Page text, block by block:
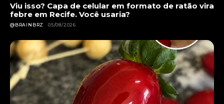
Viu isso? Capa de celular em formato de ratão vira
febre em Recife. Você usaria?
@BRAINBRZ 05/08/2026